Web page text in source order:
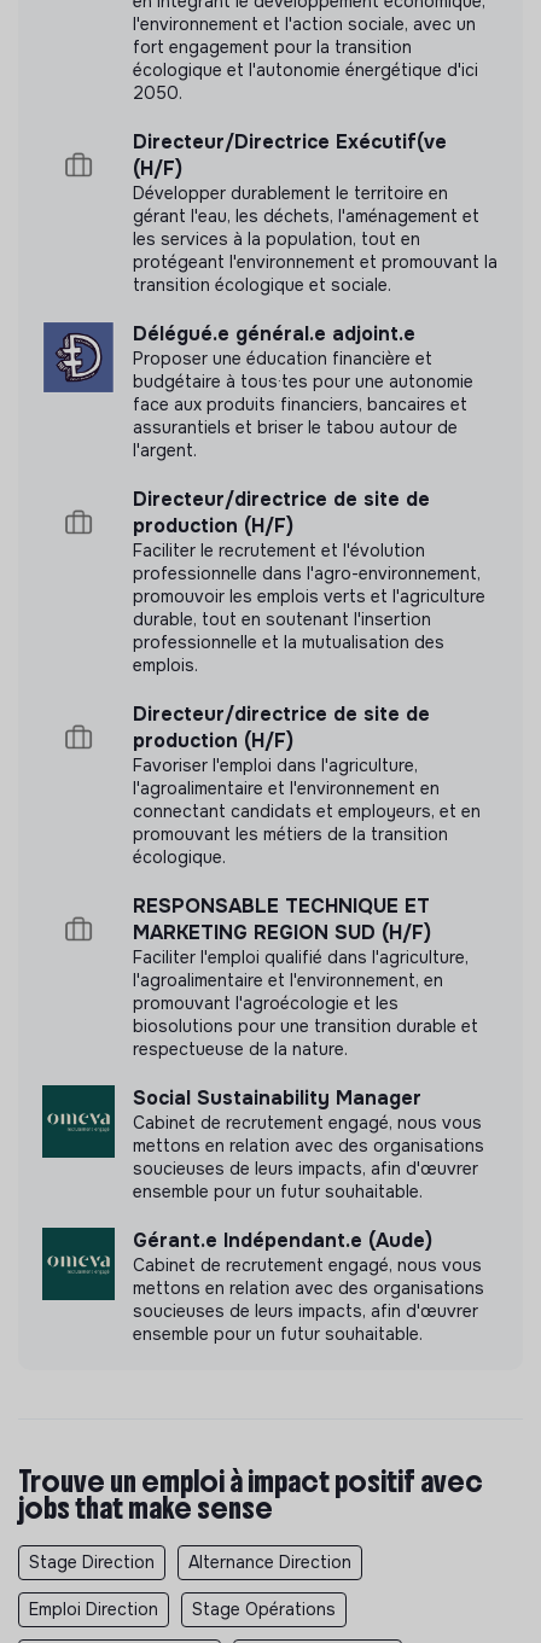
financements publics ou privés, les réponses à des
appels à projets émanant des pôles de l’UES FUB
Superviser la structuration et l’organisation des
pôles de sa délégation de manière à s’inscrire dans
cette stratégie de diversification et développement
financier
Assurer la représentation auprès des partenaires
financiers et mécénats
Représenter la FUB, en appui ou par délégation du
DG, auprès d’institutions, partenaires et parties
prenantes externes sur les sujets relevant de son
périmètre
Impliquer les membres et les partenaires dans la
définition et le déploiement des projets
Pilotage financier :
prévisions financières pour les pôles en gestion
directe
Suivi des consommations budgétaires en comparant
les résultats réels aux prévisions budgétaires et
propositions des ajustements nécessaires pour
respecter les contraintes financières
Veiller à la bonne utilisation des ressources
financières, humaines et matérielles des pôles en
gestion directe
Collaborer avec le service Finance pour définir et
gérer les flux financiers tout en sensibilisant les
équipes à la gestion budgétaire pour promouvoir une
culture de la responsabilité financière
Labels et certifications
Cette structure n'a pas souhaité nous
communiquer les labels ou certifications qu'elle a
pu obtenir.
Documents
N'a pas encore communiqué de documents de
transparence
l'environnement et l'action sociale, avec un
fort engagement pour la transition
écologique et l'autonomie énergétique d'ici
2050.
Directeur/Directrice Exécutif(ve
(H/F)
Développer durablement le territoire en
gérant l'eau, les déchets, l'aménagement et
les services à la population, tout en
protégeant l'environnement et promouvant la
transition écologique et sociale.
Délégué.e général.e adjoint.e
Proposer une éducation financière et
budgétaire à tous·tes pour une autonomie
face aux produits financiers, bancaires et
assurantiels et briser le tabou autour de
l'argent.
Directeur/directrice de site de
production (H/F)
Faciliter le recrutement et l'évolution
professionnelle dans l'agro-environnement,
promouvoir les emplois verts et l'agriculture
durable, tout en soutenant l'insertion
professionnelle et la mutualisation des
emplois.
Directeur/directrice de site de
production (H/F)
Favoriser l'emploi dans l'agriculture,
l'agroalimentaire et l'environnement en
connectant candidats et employeurs, et en
promouvant les métiers de la transition
écologique.
RESPONSABLE TECHNIQUE ET
MARKETING REGION SUD (H/F)
Faciliter l'emploi qualifié dans l'agriculture,
l'agroalimentaire et l'environnement, en
promouvant l'agroécologie et les
biosolutions pour une transition durable et
respectueuse de la nature.
Social Sustainability Manager
Cabinet de recrutement engagé, nous vous
mettons en relation avec des organisations
soucieuses de leurs impacts, afin d'œuvrer
ensemble pour un futur souhaitable.
Gérant.e Indépendant.e (Aude)
Cabinet de recrutement engagé, nous vous
mettons en relation avec des organisations
soucieuses de leurs impacts, afin d'œuvrer
ensemble pour un futur souhaitable.
Trouve un emploi à impact positif avec
jobs that make sense
Stage Direction Alternance Direction
Emploi Direction Stage Opérations